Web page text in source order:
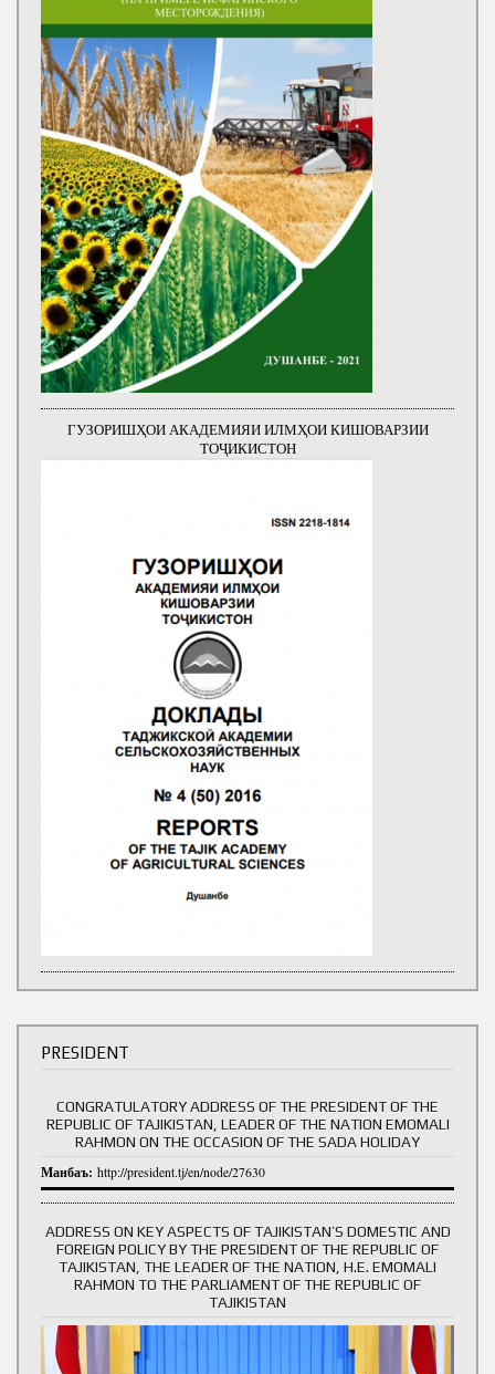
ГУЗОРИШҲОИ АКАДЕМИЯИ ИЛМҲОИ КИШОВАРЗИИ
ТОҶИКИСТОН
PRESIDENT
CONGRATULATORY ADDRESS OF THE PRESIDENT OF THE
REPUBLIC OF TAJIKISTAN, LEADER OF THE NATION EMOMALI
RAHMON ON THE OCCASION OF THE SADA HOLIDAY
Манбаъ: http://president.tj/en/node/27630
ADDRESS ON KEY ASPECTS OF TAJIKISTAN’S DOMESTIC AND
FOREIGN POLICY BY THE PRESIDENT OF THE REPUBLIC OF
TAJIKISTAN, THE LEADER OF THE NATION, H.E. EMOMALI
RAHMON TO THE PARLIAMENT OF THE REPUBLIC OF
TAJIKISTAN